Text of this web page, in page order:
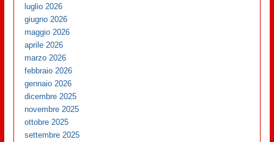
luglio 2026
giugno 2026
maggio 2026
aprile 2026
marzo 2026
febbraio 2026
gennaio 2026
dicembre 2025
novembre 2025
ottobre 2025
settembre 2025